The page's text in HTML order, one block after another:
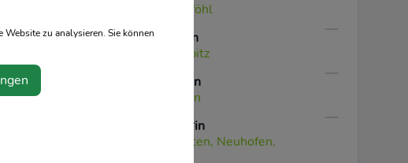
für die Sozialstation Gföhl
DGKP Praxisanleiter*in
für die Sozialstation Spitz
Immobilienverwalter*in
in der Caritas St. Pölten
Dipl. Physiotherapeut*in
für die Region Amstetten, Neuhofen,
zu analysieren. Sie können